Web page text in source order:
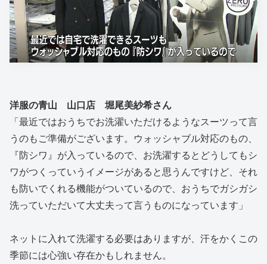
洋服の青山 山口店 堀尾美紗希さん
「最近ではおうちでお洗濯いただけるようなスーツって言
うのもご準備がございます。ウォッシャブル対応のもの、
『防シワ』が入っているので、お洗濯するとどうしてもシ
ワがつくっていうイメージがあると思うんですけど、それ
も防いでくれる機能がついているので、おうちでガシガシ
洗っていただいて大丈夫って言うものになっています」
ネットに入れて洗濯する必要はありますが、汗をかくこの
季節には心強い存在かもしれません。